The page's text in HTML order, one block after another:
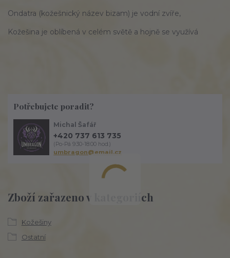
Ondatra (kožešnický název bizam) je vodní zvíře,
Kožešina je oblíbená v celém světě a hojně se využívá
Zboží zařazeno v kategoriích
Kožešiny
Ostatní
Potřebujete poradit?
Michal Šafář
+420 737 613 735
(Po-Pá 9:30-18:00 hod.)
umbragon@email.cz